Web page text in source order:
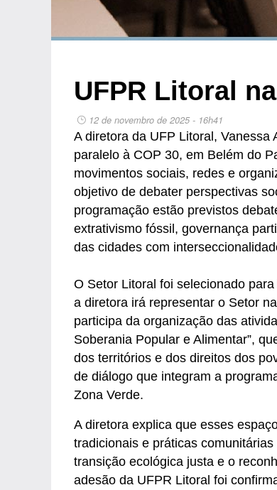
UFPR Litoral
12 de novembro de 2025 - 16h41
A diretora da UFP Litoral,
paralelo à COP 30, em Belém do
movimentos sociais, redes e
objetivo de debater perspectivas
programação estão previstos
extrativismo fóssil, governança
das cidades com
O Setor Litoral foi selecionado
a diretora irá representar o Setor
participa da organização das
Soberania Popular e Alimentar”,
dos territórios e dos direitos dos
de diálogo que integram a
Zona Verde.
A diretora explica que esses
tradicionais e práticas
transição ecológica justa e o
adesão da UFPR Litoral foi